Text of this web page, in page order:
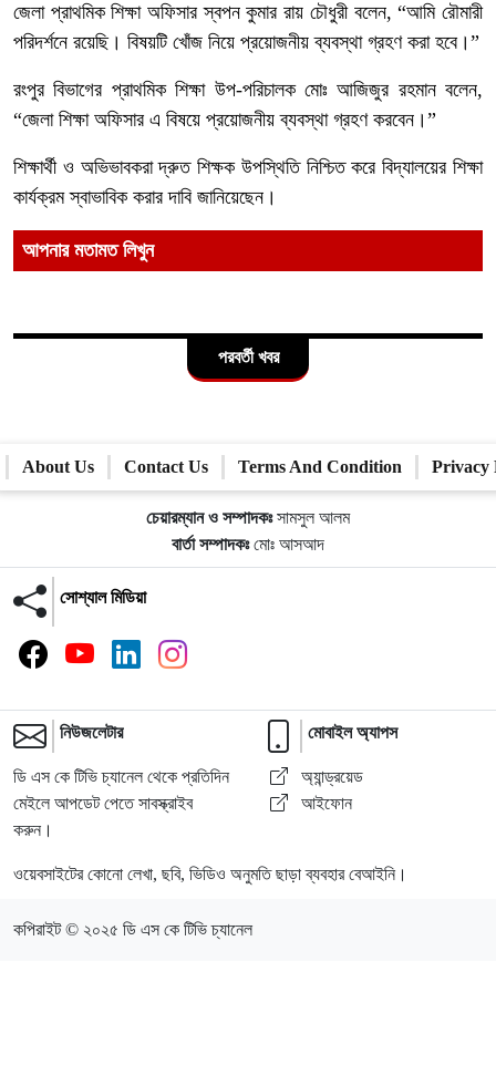
জেলা প্রাথমিক শিক্ষা অফিসার স্বপন কুমার রায় চৌধুরী বলেন, “আমি রৌমারী
পরিদর্শনে রয়েছি। বিষয়টি খোঁজ নিয়ে প্রয়োজনীয় ব্যবস্থা গ্রহণ করা হবে।”
রংপুর বিভাগের প্রাথমিক শিক্ষা উপ-পরিচালক মোঃ আজিজুর রহমান বলেন,
“জেলা শিক্ষা অফিসার এ বিষয়ে প্রয়োজনীয় ব্যবস্থা গ্রহণ করবেন।”
শিক্ষার্থী ও অভিভাবকরা দ্রুত শিক্ষক উপস্থিতি নিশ্চিত করে বিদ্যালয়ের শিক্ষা
কার্যক্রম স্বাভাবিক করার দাবি জানিয়েছেন।
আপনার মতামত লিখুন
পরবর্তী খবর
About Us Contact Us Terms And Condition Privacy
চেয়ারম্যান ও সম্পাদকঃসামসুল আলম
বার্তা সম্পাদকঃমোঃ আসআদ
সোশ্যাল মিডিয়া
নিউজলেটার
ডি এস কে টিভি চ্যানেল থেকে প্রতিদিন
মেইলে আপডেট পেতে সাবস্ক্রাইব
করুন।
মোবাইল অ্যাপস
অ্যান্ড্রয়েড
আইফোন
ওয়েবসাইটের কোনো লেখা, ছবি, ভিডিও অনুমতি ছাড়া ব্যবহার বেআইনি।
কপিরাইট © ২০২৫ ডি এস কে টিভি চ্যানেল